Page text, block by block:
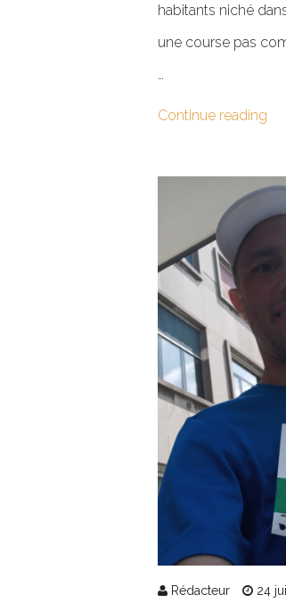
habitants niché
une course pas
…
Continue reading
Rédacteur 24